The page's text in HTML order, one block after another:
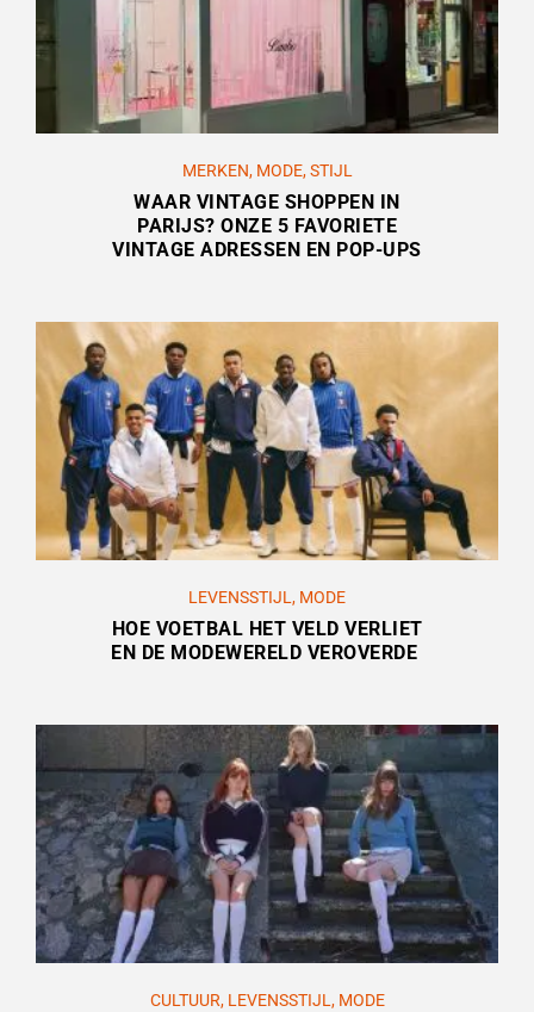
MERKEN, MODE,STIJL
WAAR VINTAGE SHOPPEN IN
PARIJS? ONZE 5 FAVORIETE
VINTAGE ADRESSEN EN POP-UPS
LEVENSSTIJL , MODE
HOE VOETBAL HET VELD VERLIET
EN DE MODEWERELD VEROVERDE
CULTUUR, LEVENSSTIJL , MODE